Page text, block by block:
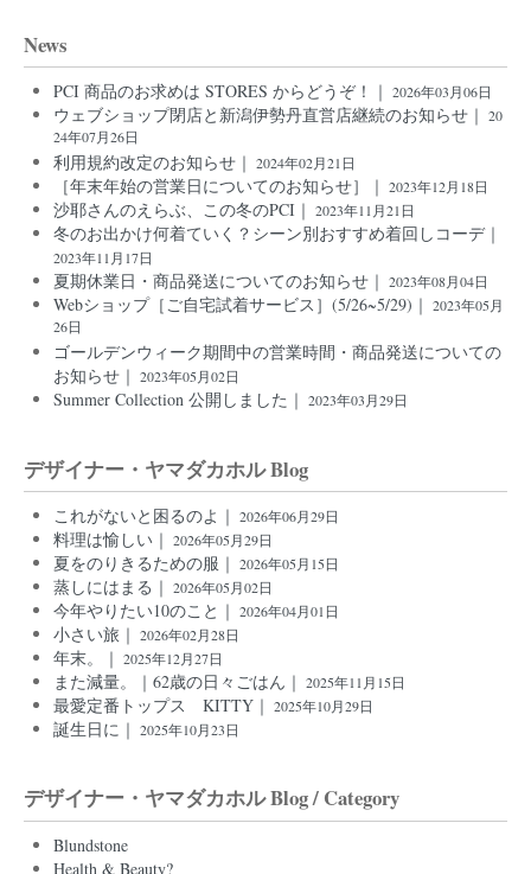
News
PCI 商品のお求めは STORES からどうぞ！｜ 2026年03月06日
ウェブショップ閉店と新潟伊勢丹直営店継続のお知らせ｜ 20
24年07月26日
利用規約改定のお知らせ｜ 2024年02月21日
［年末年始の営業日についてのお知らせ］｜ 2023年12月18日
沙耶さんのえらぶ、この冬のPCI｜ 2023年11月21日
冬のお出かけ何着ていく？シーン別おすすめ着回しコーデ｜
2023年11月17日
夏期休業日・商品発送についてのお知らせ｜ 2023年08月04日
Webショップ［ご自宅試着サービス］(5/26~5/29)｜ 2023年05月
26日
ゴールデンウィーク期間中の営業時間・商品発送についての
お知らせ｜ 2023年05月02日
Summer Collection 公開しました｜ 2023年03月29日
デザイナー・ヤマダカホル Blog
これがないと困るのよ｜ 2026年06月29日
料理は愉しい｜ 2026年05月29日
夏をのりきるための服｜ 2026年05月15日
蒸しにはまる｜ 2026年05月02日
今年やりたい10のこと｜ 2026年04月01日
小さい旅｜ 2026年02月28日
年末。｜ 2025年12月27日
また減量。｜62歳の日々ごはん｜ 2025年11月15日
最愛定番トップス KITTY｜ 2025年10月29日
誕生日に｜ 2025年10月23日
デザイナー・ヤマダカホル Blog / Category
Blundstone
Health & Beauty?